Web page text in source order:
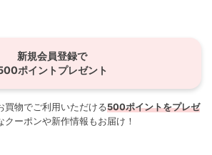
新規会員登録で
ポイントプレゼント
買物でご利用いただける500ポイントをプレゼ
クーポンや新作情報もお届け！